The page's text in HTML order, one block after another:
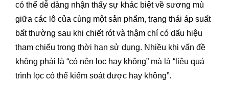
có thể dễ dàng nhận thấy sự khác biệt về sương mù
giữa các lô của cùng một sản phẩm, trạng thái áp suất
bất thường sau khi chiết rót và thậm chí có dấu hiệu
tham chiếu trong thời hạn sử dụng. Nhiều khi vấn đề
không phải là “có nên lọc hay không” mà là “liệu ​​quá
trình lọc có thể kiểm soát được hay không”.